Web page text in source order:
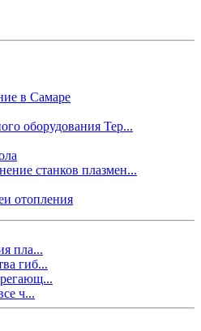
в Самаре
оборудования Тер...
станков плазмен...
отопления
пла...
гиб...
ч...